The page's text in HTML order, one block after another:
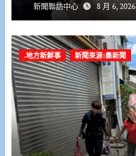
新聞聯訪中心 8 月 6, 2026
.地方新鮮事 新聞來源:墨新聞